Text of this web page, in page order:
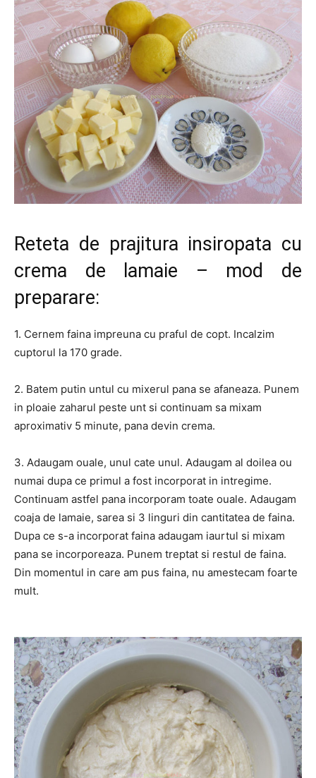
Reteta de prajitura insiropata cu
crema de lamaie – mod de
preparare:
1. Cernem faina impreuna cu praful de copt. Incalzim
cuptorul la 170 grade.
2. Batem putin untul cu mixerul pana se afaneaza. Punem
in ploaie zaharul peste unt si continuam sa mixam
aproximativ 5 minute, pana devin crema.
3. Adaugam ouale, unul cate unul. Adaugam al doilea ou
numai dupa ce primul a fost incorporat in intregime.
Continuam astfel pana incorporam toate ouale. Adaugam
coaja de lamaie, sarea si 3 linguri din cantitatea de faina.
Dupa ce s-a incorporat faina adaugam iaurtul si mixam
pana se incorporeaza. Punem treptat si restul de faina.
Din momentul in care am pus faina, nu amestecam foarte
mult.